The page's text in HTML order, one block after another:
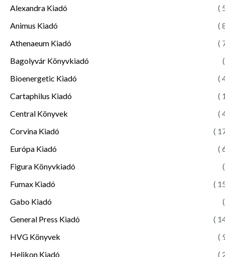
Alexandra Kiadó
(
Animus Kiadó
(
Athenaeum Kiadó
(
Bagolyvár Könyvkiadó
Bioenergetic Kiadó
(
Cartaphilus Kiadó
(
Central Könyvek
(
Corvina Kiadó
(
Európa Kiadó
(
Figura Könyvkiadó
Fumax Kiadó
(
Gabo Kiadó
General Press Kiadó
(
HVG Könyvek
(
Helikon Kiadó
(